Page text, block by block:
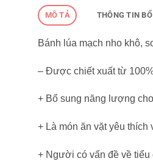
MÔ TẢ THÔNG TIN
Bánh lúa mạch nho khô,
– Được chiết xuất từ
+ Bổ sung năng lượng
+ Là món ăn vặt yêu thích
+ Người có vấn đề về